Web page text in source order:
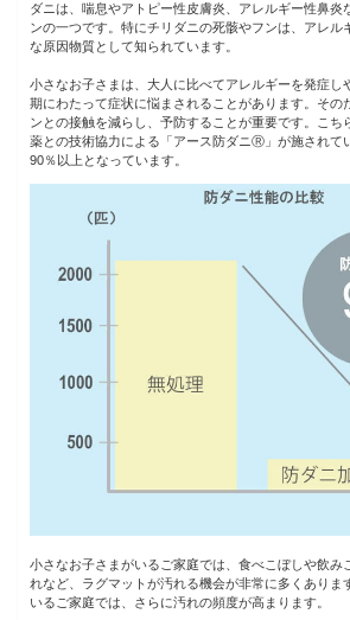
ダニは、喘息やアトピー性皮膚炎、アレルギー性鼻炎
ンの一つです。特にチリダニの死骸やフンは、アレル
な原因物質として知られています。
小さなお子さまは、大人に比べてアレルギーを発症し
期にわたって症状に悩まされることがあります。その
ンとの接触を減らし、予防することが重要です。こち
薬との技術協力による「アース防ダニⓇ」が施されて
90％以上となっています。
小さなお子さまがいるご家庭では、食べこぼしや飲み
れなど、ラグマットが汚れる機会が非常に多くありま
いるご家庭では、さらに汚れの頻度が高まります。